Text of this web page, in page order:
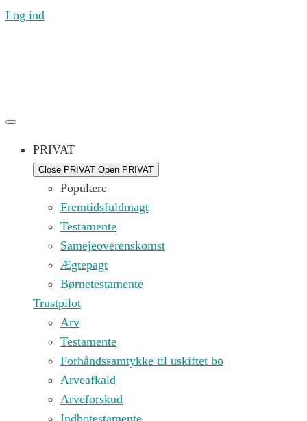
Log ind
PRIVAT
Close PRIVAT Open PRIVAT
Populære
Fremtidsfuldmagt
Testamente
Samejeoverenskomst
Ægtepagt
Børnetestamente
Trustpilot
Arv
Testamente
Forhåndssamtykke til uskiftet bo
Arveafkald
Arveforskud
Indbotestamente